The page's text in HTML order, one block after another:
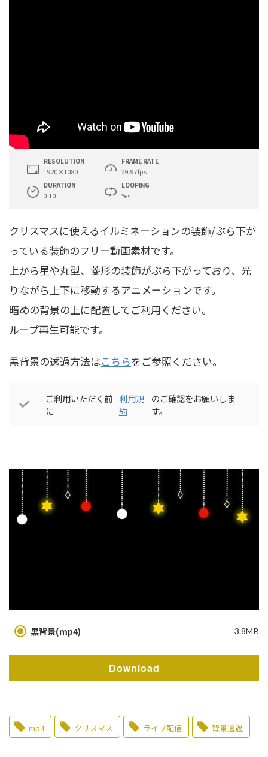
RESOLUTION
1920×1080
FRAME RATE
29.97fps
DURATION
0:10
LOOPING
Yes
クリスマスに使えるイルミネーションの装飾/ぶら下が
っている装飾のフリー動画素材です。
上から星や丸型、菱形の装飾がぶら下がっており、光
りながら上下に移動するアニメーションです。
暗めの背景の上に配置してご利用ください。
ループ再生可能です。
黒背景の透過方法はこちらをご参照ください。
ご利用いただく前
に
利用規
約
のご確認をお願いしま
す。
黒背景(mp4) 3.8MB
Download
mp4 クリスマス ライブ配信 背景透過